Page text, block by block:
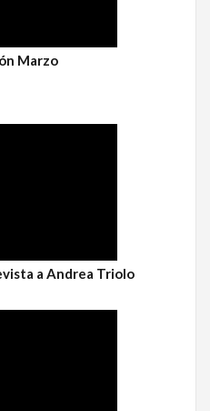
Marzo
a Andrea Triolo